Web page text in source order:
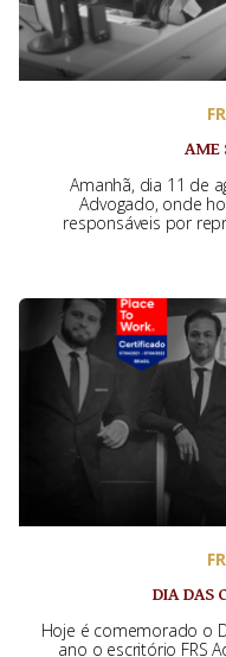
AME
Amanhã, dia 11 de
Advogado, onde
responsáveis por
DIA DAS
Hoje é comemorado o
ano o escritório FRS